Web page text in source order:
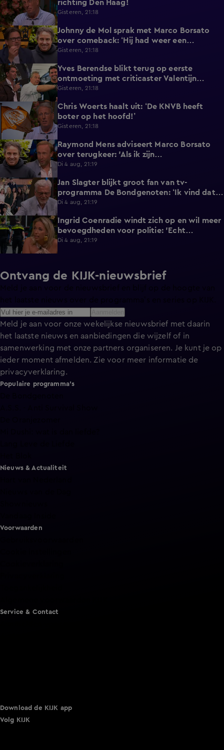
richting Den Haag!
Gisteren, 21:18
5:28
Johnny de Mol sprak met Marco Borsato
over comeback: ‘Hij had weer een
twinkeling in zijn ogen’
Gisteren, 21:18
0:46
Yves Berendse blikt terug op eerste
ontmoeting met criticaster Valentijn
Driessen
Gisteren, 21:18
3:19
Chris Woerts haalt uit: ‘De KNVB heeft
boter op het hoofd!’
Gisteren, 21:18
1:53
Raymond Mens adviseert Marco Borsato
over terugkeer: 'Als ik zijn
communicatieadviseur was...'
Di 4 aug, 21:19
2:59
Jan Slagter blijkt groot fan van tv-
programma De Bondgenoten: ‘Ik vind dat
zó fascinerend!’
Di 4 aug, 21:19
9:36
Ingrid Coenradie windt zich op en wil meer
bevoegdheden voor politie: 'Echt
ontiegelijk kwalijk!'
Di 4 aug, 21:19
Ontvang de KIJK-nieuwsbrief
Meld je aan voor onze wekelijkse nieuwsbrief met daarin
het laatste nieuws en aanbiedingen die wijzelf of in
samenwerking met onze partners organiseren. Je kunt je op
ieder moment afmelden. Zie voor meer informatie de
privacyverklaring.
Populaire programma's
Nieuws & Actualiteit
Voorwaarden
Service & Contact
Download de KIJK app
Volg KIJK